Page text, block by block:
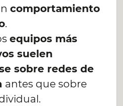
comportamiento
.
equipos más
suelen
sobre redes de
antes que sobre